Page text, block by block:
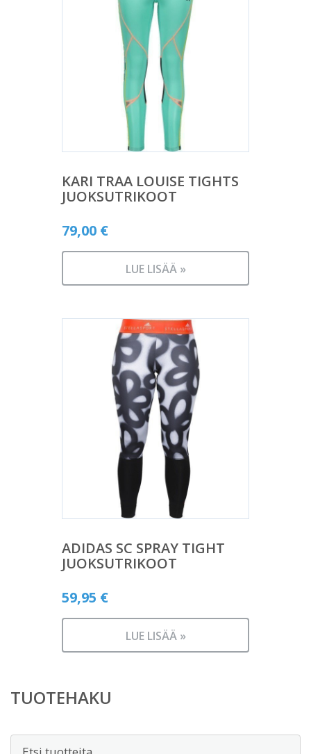
KARI TRAA LOUISE TIGHTS
JUOKSUTRIKOOT
79,00 €
LUE LISÄÄ »
ADIDAS SC SPRAY TIGHT
JUOKSUTRIKOOT
59,95 €
LUE LISÄÄ »
TUOTEHAKU
Etsi: